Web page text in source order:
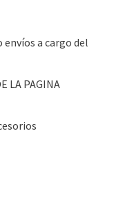
envíos a cargo del
LA PAGINA